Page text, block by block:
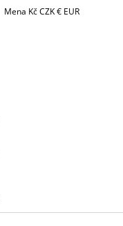
Mena KčCZK€ EUR